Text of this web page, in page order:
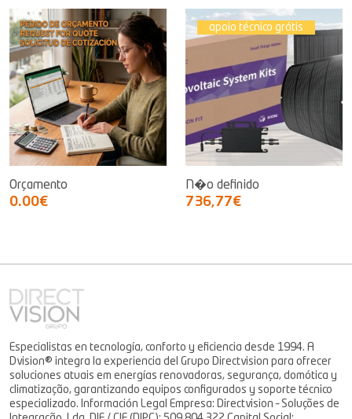
Orçamento
0.00€
apoio técnico grátis
N�o definido
736,77€
Especialistas en tecnología, conforto y eficiencia desde 1994. A
Dvision® integra la experiencia del Grupo Directvision para ofrecer
soluciones atuais em energías renovadoras, segurança, domótica y
climatização, garantizando equipos configurados y soporte técnico
especializado. Información Legal Empresa: Directvision – Soluções de